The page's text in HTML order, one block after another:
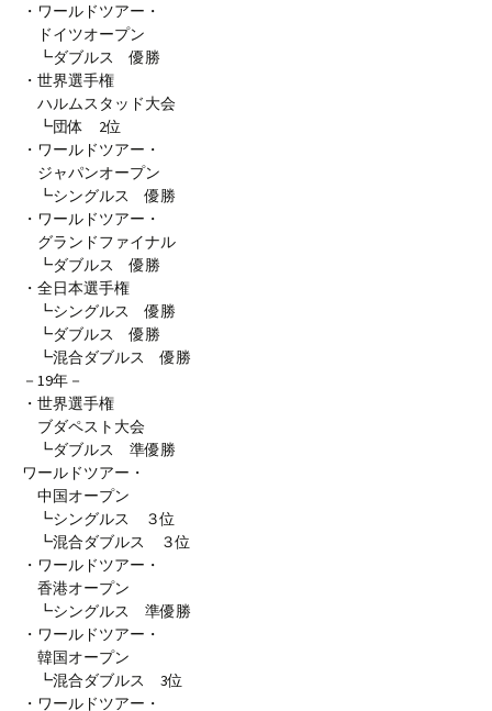
・ワールドツアー・
ドイツオープン
┗ダブルス 優勝
・世界選手権
ハルムスタッド大会
┗団体 2位
・ワールドツアー・
ジャパンオープン
┗シングルス 優勝
・ワールドツアー・
グランドファイナル
┗ダブルス 優勝
・全日本選手権
┗シングルス 優勝
┗ダブルス 優勝
┗混合ダブルス 優勝
－19年－
・世界選手権
ブダペスト大会
┗ダブルス 準優勝
ワールドツアー・
中国オープン
┗シングルス ３位
┗混合ダブルス ３位
・ワールドツアー・
香港オープン
┗シングルス 準優勝
・ワールドツアー・
韓国オープン
┗混合ダブルス 3位
・ワールドツアー・